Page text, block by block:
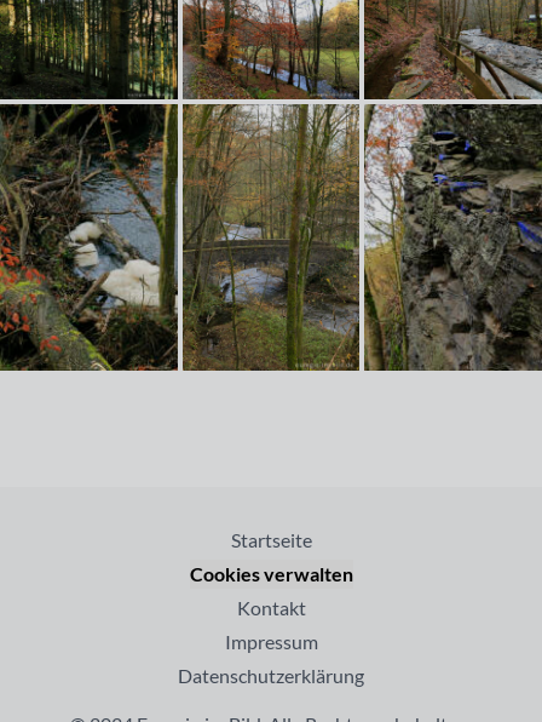
Startseite
Cookies verwalten
Kontakt
Impressum
Datenschutzerklärung